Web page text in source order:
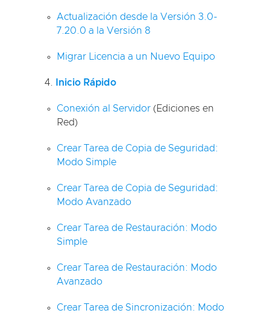
Actualización desde la Versión 3.0-
7.20.0 a la Versión 8
Migrar Licencia a un Nuevo Equipo
Inicio Rápido
Conexión al Servidor (Ediciones en
Red)
Crear Tarea de Copia de Seguridad:
Modo Simple
Crear Tarea de Copia de Seguridad:
Modo Avanzado
Crear Tarea de Restauración: Modo
Simple
Crear Tarea de Restauración: Modo
Avanzado
Crear Tarea de Sincronización: Modo